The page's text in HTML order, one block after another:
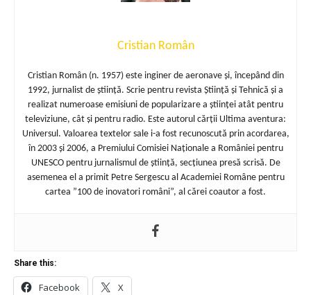
Cristian Român
Cristian Român (n. 1957) este inginer de aeronave și, începând din
1992, jurnalist de știință. Scrie pentru revista Știință și Tehnică și a
realizat numeroase emisiuni de popularizare a științei atât pentru
televiziune, cât și pentru radio. Este autorul cărții Ultima aventura:
Universul. Valoarea textelor sale i-a fost recunoscută prin acordarea,
în 2003 și 2006, a Premiului Comisiei Naționale a României pentru
UNESCO pentru jurnalismul de știință, secțiunea presă scrisă. De
asemenea el a primit Petre Sergescu al Academiei Române pentru
cartea ”100 de inovatori români”, al cărei coautor a fost.
Share this:
Facebook X